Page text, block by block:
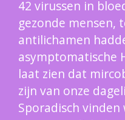
42 virussen in
gezonde mensen,
antilichamen
asymptomatische
laat zien dat
zijn van onze
Sporadisch